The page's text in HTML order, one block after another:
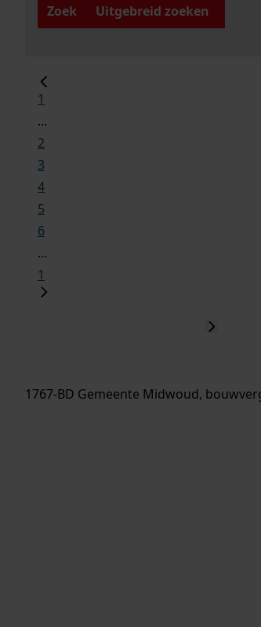
Zoek
Uitgebreid zoeken
1
...
2
3
4
5
6
...
1
1767-BD Gemeente Midwoud,